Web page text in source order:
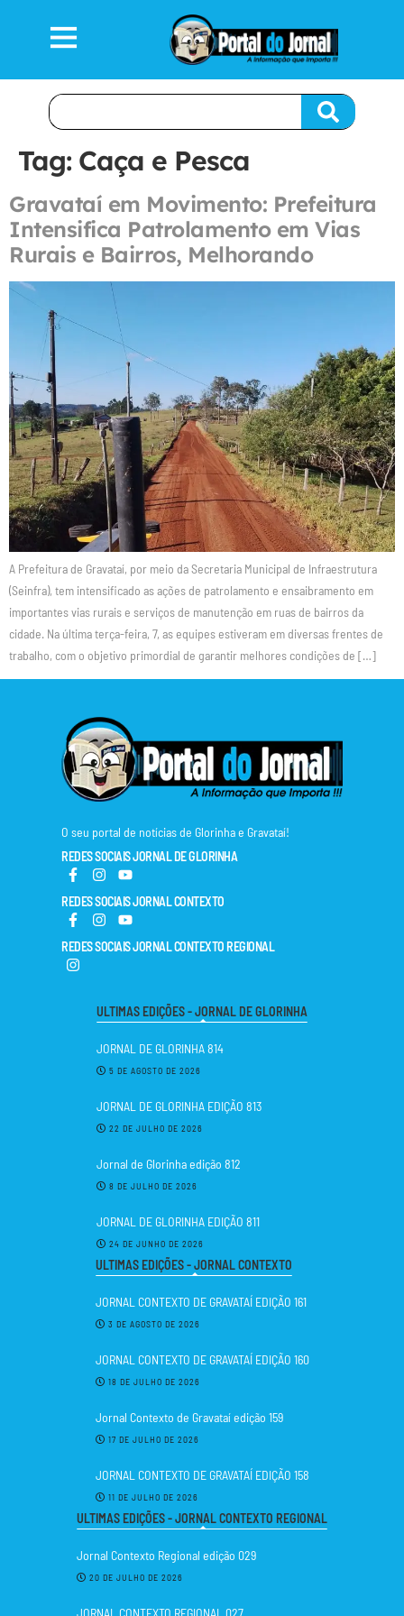
Tag: Caça e Pesca
Gravataí em Movimento: Prefeitura
Intensifica Patrolamento em Vias
Rurais e Bairros, Melhorando
A Prefeitura de Gravataí, por meio da Secretaria Municipal de Infraestrutura
(Seinfra), tem intensificado as ações de patrolamento e ensaibramento em
importantes vias rurais e serviços de manutenção em ruas de bairros da
cidade. Na última terça-feira, 7, as equipes estiveram em diversas frentes de
trabalho, com o objetivo primordial de garantir melhores condições de […]
O seu portal de notícias de Glorinha e Gravataí!
REDES SOCIAIS JORNAL DE GLORINHA
REDES SOCIAIS JORNAL CONTEXTO
REDES SOCIAIS JORNAL CONTEXTO REGIONAL
ULTIMAS EDIÇÕES - JORNAL DE GLORINHA
JORNAL DE GLORINHA 814
5 DE AGOSTO DE 2026
JORNAL DE GLORINHA EDIÇÃO 813
22 DE JULHO DE 2026
Jornal de Glorinha edição 812
8 DE JULHO DE 2026
JORNAL DE GLORINHA EDIÇÃO 811
24 DE JUNHO DE 2026
ULTIMAS EDIÇÕES - JORNAL CONTEXTO
JORNAL CONTEXTO DE GRAVATAÍ EDIÇÃO 161
3 DE AGOSTO DE 2026
JORNAL CONTEXTO DE GRAVATAÍ EDIÇÃO 160
18 DE JULHO DE 2026
Jornal Contexto de Gravataí edição 159
17 DE JULHO DE 2026
JORNAL CONTEXTO DE GRAVATAÍ EDIÇÃO 158
11 DE JULHO DE 2026
ULTIMAS EDIÇÕES - JORNAL CONTEXTO REGIONAL
Jornal Contexto Regional edição 029
20 DE JULHO DE 2026
JORNAL CONTEXTO REGIONAL 027